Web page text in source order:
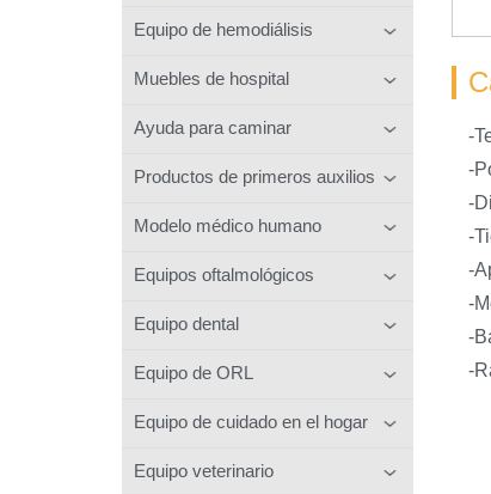
Equipo de hemodiálisis
Muebles de hospital
Ayuda para caminar
Productos de primeros auxilios
Modelo médico humano
Equipos oftalmológicos
Equipo dental
Equipo de ORL
Equipo de cuidado en el hogar
Equipo veterinario
-
-
-
-
-
-
-
-